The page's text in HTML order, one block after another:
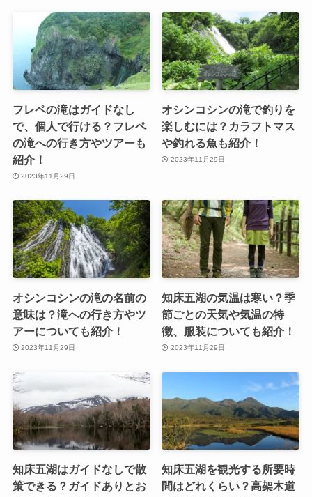
フレペの滝はガイドなし
で、個人で行ける？フレペ
の滝への行き方やツアーも
紹介！
2023年11月29日
オシンコシンの滝で釣りを
楽しむには？カラフトマス
や釣れる魚も紹介！
2023年11月29日
オシンコシンの滝の名前の
意味は？滝への行き方やツ
アーについても紹介！
2023年11月29日
知床五湖の気温は寒い？季
節ごとの天気や気温の特
徴、服装についても紹介！
2023年11月29日
知床五湖はガイドなしで散
策できる？ガイドありとお
知床五湖を観光する所要時
間はどれくらい？高架木道